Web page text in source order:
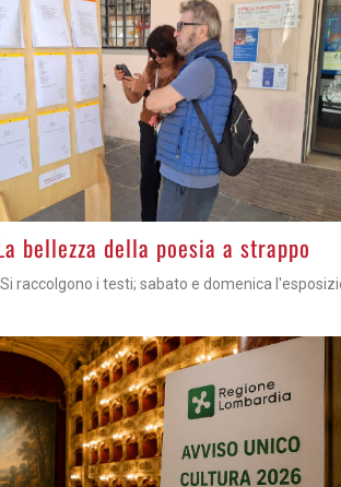
bellezza della poesia a strappo
Si raccolgono i testi; sabato e domenica